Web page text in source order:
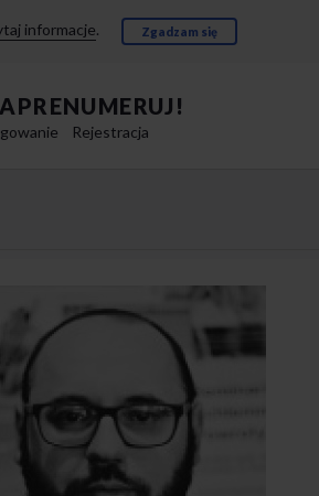
informacje. Zgadzam się
Rejestracja